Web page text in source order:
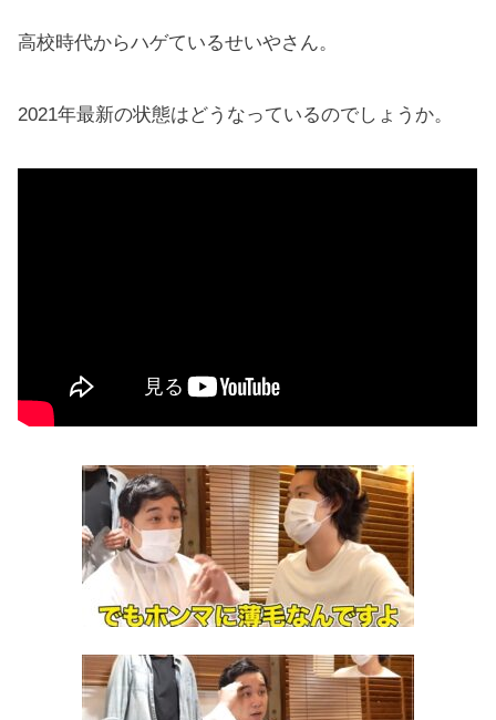
高校時代からハゲているせいやさん。
2021年最新の状態はどうなっているのでしょうか。